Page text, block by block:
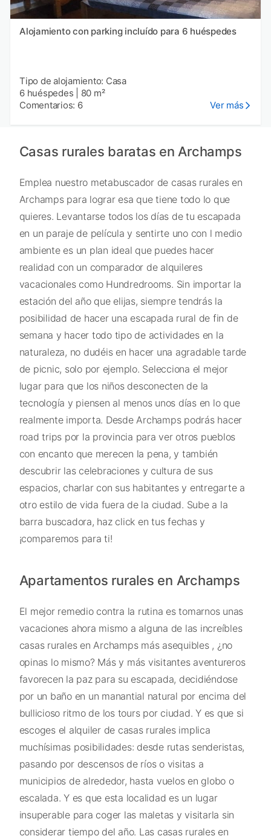
Alojamiento con parking incluído para 6 huéspedes
Tipo de alojamiento: Casa
6 huéspedes
80 m²
Comentarios: 6
Ver más
Casas rurales baratas en Archamps
Emplea nuestro metabuscador de casas rurales en
Archamps para lograr esa que tiene todo lo que
quieres. Levantarse todos los días de tu escapada
en un paraje de película y sentirte uno con l medio
ambiente es un plan ideal que puedes hacer
realidad con un comparador de alquileres
vacacionales como Hundredrooms. Sin importar la
estación del año que elijas, siempre tendrás la
posibilidad de hacer una escapada rural de fin de
semana y hacer todo tipo de actividades en la
naturaleza, no dudéis en hacer una agradable tarde
de picnic, solo por ejemplo. Selecciona el mejor
lugar para que los niños desconecten de la
tecnología y piensen al menos unos días en lo que
realmente importa. Desde Archamps podrás hacer
road trips por la provincia para ver otros pueblos
con encanto que merecen la pena, y también
descubrir las celebraciones y cultura de sus
espacios, charlar con sus habitantes y entregarte a
otro estilo de vida fuera de la ciudad. Sube a la
barra buscadora, haz click en tus fechas y
¡comparemos para ti!
Apartamentos rurales en Archamps
El mejor remedio contra la rutina es tomarnos unas
vacaciones ahora mismo a alguna de las increíbles
casas rurales en Archamps más asequibles , ¿no
opinas lo mismo? Más y más visitantes aventureros
favorecen la paz para su escapada, decidiéndose
por un baño en un manantial natural por encima del
bullicioso ritmo de los tours por ciudad. Y es que si
escoges el alquiler de casas rurales implica
muchísimas posibilidades: desde rutas senderistas,
pasando por descensos de ríos o visitas a
municipios de alrededor, hasta vuelos en globo o
escalada. Y es que esta localidad es un lugar
insuperable para coger las maletas y visitarla sin
considerar tiempo del año. Las casas rurales en